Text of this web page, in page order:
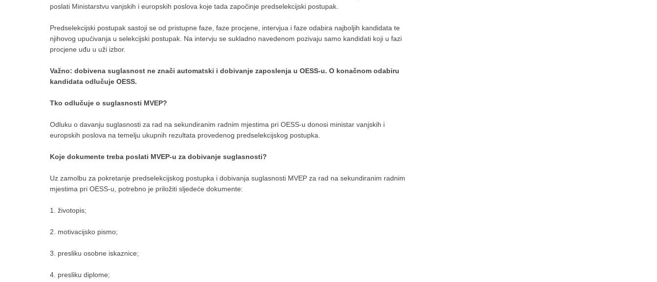
poslati Ministarstvu vanjskih i europskih poslova koje tada započinje predselekcijski postupak.
Predselekcijski postupak sastoji se od pristupne faze, faze procjene, intervjua i faze odabira najboljih kandidata te
njihovog upućivanja u selekcijski postupak. Na intervju se sukladno navedenom pozivaju samo kandidati koji u fazi
procjene uđu u uži izbor.
Važno: dobivena suglasnost ne znači automatski i dobivanje zaposlenja u OESS-u. O konačnom odabiru
kandidata odlučuje OESS.
Tko odlučuje o suglasnosti MVEP?
Odluku o davanju suglasnosti za rad na sekundiranim radnim mjestima pri OESS-u donosi ministar vanjskih i
europskih poslova na temelju ukupnih rezultata provedenog predselekcijskog postupka.
Koje dokumente treba poslati MVEP-u za dobivanje suglasnosti?
Uz zamolbu za pokretanje predselekcijskog postupka i dobivanja suglasnosti MVEP za rad na sekundiranim radnim
mjestima pri OESS-u, potrebno je priložiti sljedeće dokumente:
1. životopis;
2. motivacijsko pismo;
3. presliku osobne iskaznice;
4. presliku diplome;